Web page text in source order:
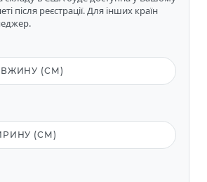
після реєстрації. Для інших країн